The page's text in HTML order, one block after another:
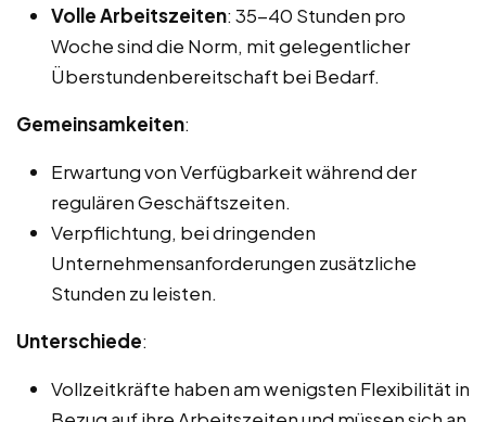
Volle Arbeitszeiten: 35-40 Stunden pro
Woche sind die Norm, mit gelegentlicher
Überstundenbereitschaft bei Bedarf.
Gemeinsamkeiten:
Erwartung von Verfügbarkeit während der
regulären Geschäftszeiten.
Verpflichtung, bei dringenden
Unternehmensanforderungen zusätzliche
Stunden zu leisten.
Unterschiede:
Vollzeitkräfte haben am wenigsten Flexibilität in